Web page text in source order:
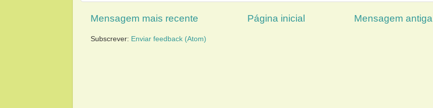
Mensagem mais recente Mensagem antiga
Página inicial
Subscrever: Enviar feedback (Atom)